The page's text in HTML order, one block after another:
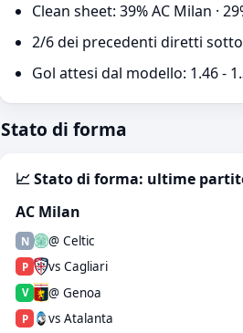
Clean sheet: 39% AC Milan ·
2/6 dei precedenti diretti
Gol attesi dal modello: 1.46 -
Stato di forma
📈 Stato di forma: ultime
AC Milan
N @ Celtic
P vs Cagliari
V @ Genoa
P vs Atalanta